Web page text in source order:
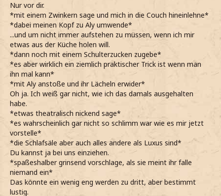
Nur vor dir.
*mit einem Zwinkern sage und mich in die Couch hineinlehne*
*dabei meinen Kopf zu Aly umwende*
...und um nicht immer aufstehen zu müssen, wenn ich mir
etwas aus der Küche holen will.
*dann noch mit einem Schulterzucken zugebe*
*es aber wirklich ein ziemlich praktischer Trick ist wenn man
ihn mal kann*
*mit Aly anstoße und ihr Lächeln erwider*
Oh ja. Ich weiß gar nicht, wie ich das damals ausgehalten
habe.
*etwas theatralisch nickend sage*
*es wahrscheinlich gar nicht so schlimm war wie es mir jetzt
vorstelle*
*die Schlafsäle aber auch alles andere als Luxus sind*
Du kannst ja bei uns einziehen.
*spaßeshalber grinsend vorschlage, als sie meint ihr falle
niemand ein*
Das könnte ein wenig eng werden zu dritt, aber bestimmt
lustig.